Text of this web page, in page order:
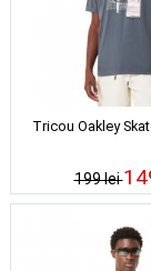
Tricou Oakley
199 lei